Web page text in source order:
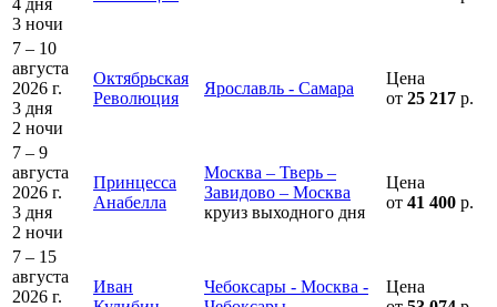
4 дня
3 ночи
7 – 10
августа
2026 г.
3 дня
2 ночи
Октябрьская
Революция
Ярославль - Самара
Цена
от 25 217 р.
7 – 9
августа
2026 г.
3 дня
2 ночи
Принцесса
Анабелла
Москва – Тверь –
Завидово – Москва
круиз выходного дня
Цена
от 41 400 р.
7 – 15
августа
2026 г.
Иван
Чебоксары - Москва -
Цена